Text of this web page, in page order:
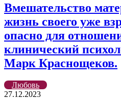
Вмешательство
жизнь своего уже
опасно для
клинический
Марк Краснощеков.
Любовь
27.12.2023